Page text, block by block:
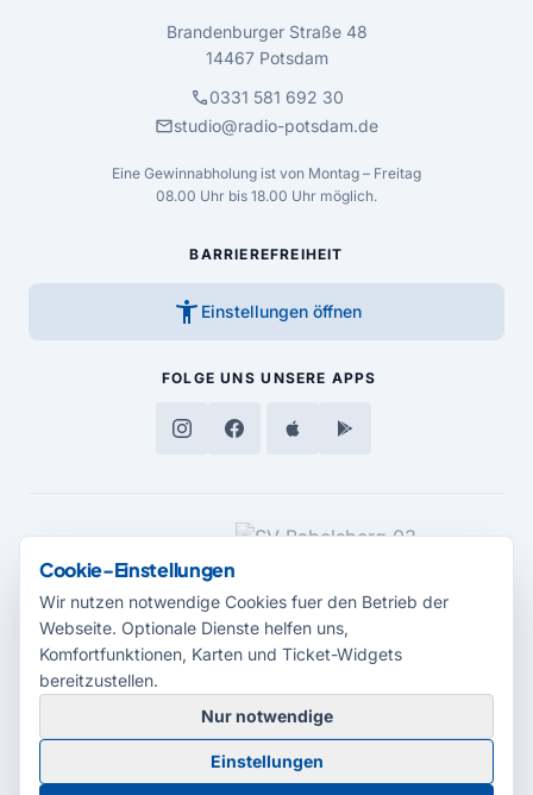
Brandenburger Straße 48
14467 Potsdam
call0331 581 692 30
mailstudio@radio-potsdam.de
Eine Gewinnabholung ist von Montag – Freitag
08.00 Uhr bis 18.00 Uhr möglich.
BARRIEREFREIHEIT
accessibility_new Einstellungen öffnen
FOLGE UNS UNSERE APPS
MEDIENPARTNER
© 2026 Radio Potsdam. Webseite entwickelt durch dieMedienagentur
Babelsberg
BarrierefreiheitserklärungAGBDatenschutzImpressum
Cookie-Einstellungen
Wir nutzen notwendige Cookies fuer den Betrieb der
Webseite. Optionale Dienste helfen uns,
Komfortfunktionen, Karten und Ticket-Widgets
bereitzustellen.
Nur notwendige
Einstellungen